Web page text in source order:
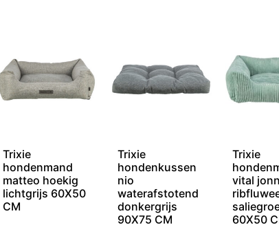
Trixie
hondenmand
matteo hoekig
lichtgrijs 60X50
CM
Trixie
hondenkussen
nio
waterafstotend
donkergrijs
90X75 CM
Trixie
vital
60X50